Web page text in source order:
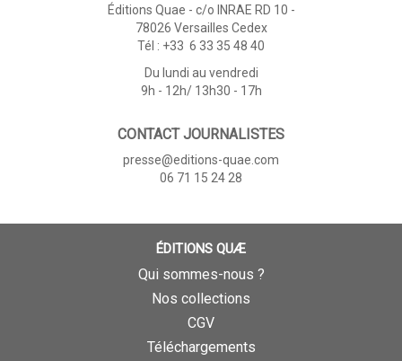
Éditions Quae - c/o INRAE RD 10 -
78026 Versailles Cedex
Tél : +33 6 33 35 48 40
Du lundi au vendredi
9h - 12h/ 13h30 - 17h
CONTACT JOURNALISTES
presse@editions-quae.com
06 71 15 24 28
ÉDITIONS QUÆ
Qui sommes-nous ?
Nos collections
CGV
Téléchargements